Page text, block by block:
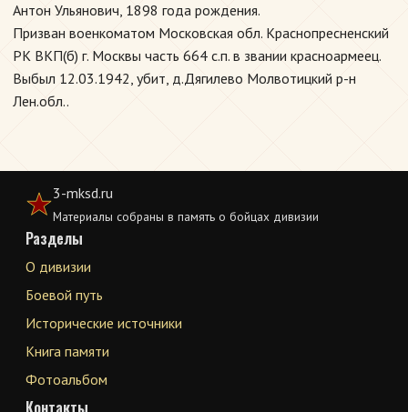
Антон Ульянович, 1898 года рождения.
Призван военкоматом Московская обл. Краснопресненский
РК ВКП(б) г. Москвы часть 664 с.п. в звании красноармеец.
Выбыл 12.03.1942, убит, д.Дягилево Молвотицкий р-н
Лен.обл..
3-mksd.ru
Материалы собраны в память о бойцах дивизии
Разделы
О дивизии
Боевой путь
Исторические источники
Книга памяти
Фотоальбом
Контакты